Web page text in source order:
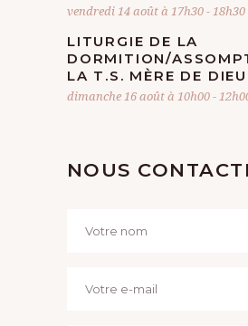
vendredi 14 août à 17h30-18h30
LITURGIE DE LA
DORMITION/
LA T.S. MÈRE DE DIEU
dimanche 16 août à 10h00-
NOUS